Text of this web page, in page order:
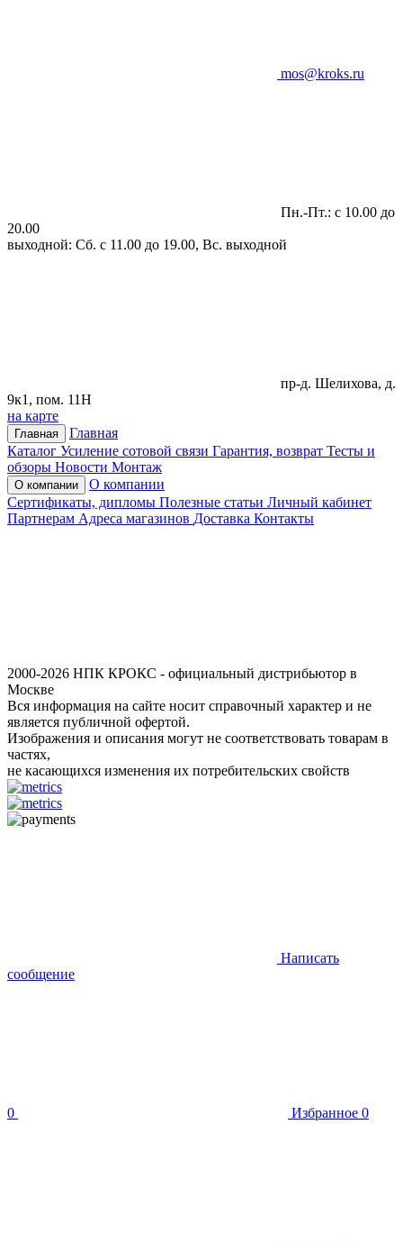
mos@kroks.ru
Пн.-Пт.: с 10.00 до
20.00
выходной: Сб. с 11.00 до 19.00, Вс. выходной
пр-д. Шелихова, д.
9к1, пом. 11Н
на карте
Главная
Главная
Каталог Усиление сотовой связи Гарантия, возврат Тесты и
обзоры Новости Монтаж
О компании
О компании
Сертификаты, дипломы Полезные статьи Личный кабинет
Партнерам Адреса магазинов Доставка Контакты
2000-2026 НПК КРОКС - официальный дистрибьютор в
Москве
Вся информация на сайте носит справочный характер и не
является публичной офертой.
Изображения и описания могут не соответствовать товарам в
частях,
не касающихся изменения их потребительских свойств
Написать
сообщение
0 Избранное 0